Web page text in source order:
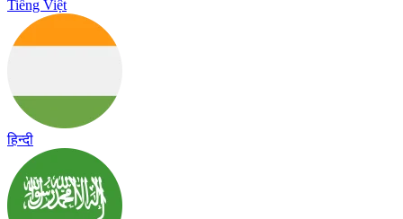
Tiếng Việt
हिन्दी